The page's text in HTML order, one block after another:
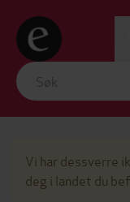
Vi har dessverre
deg i landet du